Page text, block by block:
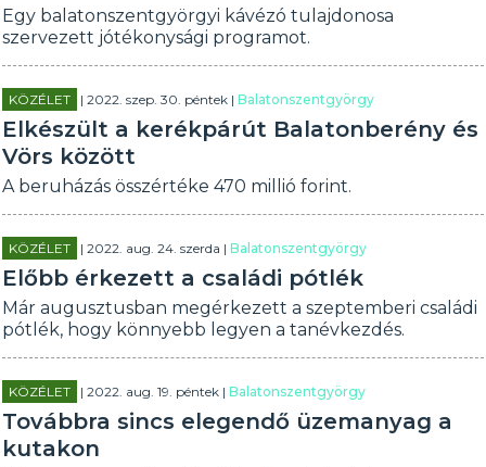
Egy balatonszentgyörgyi kávézó tulajdonosa
szervezett jótékonysági programot.
KÖZÉLET | 2022. szep. 30. péntek |Balatonszentgyörgy
Elkészült a kerékpárút Balatonberény és
Vörs között
A beruházás összértéke 470 millió forint.
KÖZÉLET | 2022. aug. 24. szerda |Balatonszentgyörgy
Előbb érkezett a családi pótlék
Már augusztusban megérkezett a szeptemberi családi
pótlék, hogy könnyebb legyen a tanévkezdés.
KÖZÉLET | 2022. aug. 19. péntek |Balatonszentgyörgy
Továbbra sincs elegendő üzemanyag a
kutakon